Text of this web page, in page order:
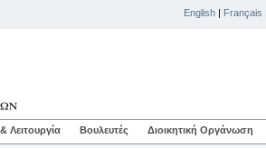
English | Français
Λειτουργία Βουλευτές Διοικητική Οργάνωση